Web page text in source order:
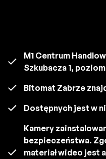
M1 Centrum
Szkubacza 1,
Bitomat Zabrze
Dostępnych jest w
Kamery
bezpieczeństwa.
materiał wideo jest